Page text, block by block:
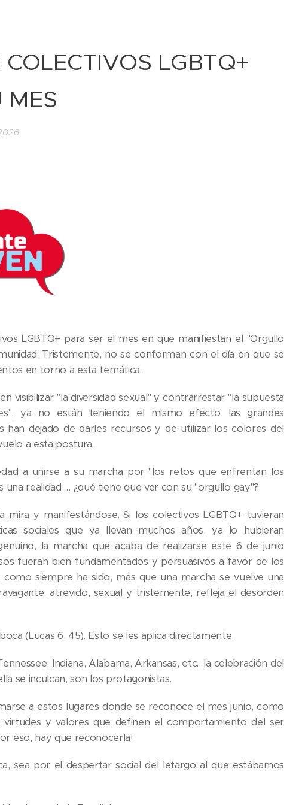
LGBTQ+
MES
LGBTQ+ para ser el mes en que manifiestan el "Orgullo
Tristemente, no se conforman con el día en que se
en torno a esta temática.
visibilizar "la diversidad sexual" y contrarrestar "la supuesta
ya no están teniendo el mismo efecto: las grandes
dejado de darles recursos y de utilizar los colores del
a esta postura.
a unirse a su marcha por "los retos que enfrentan los
realidad … ¿qué tiene que ver con su "orgullo gay"?
y manifestándose. Si los colectivos LGBTQ+ tuvieran
sociales que ya llevan muchos años, ya lo hubieran
la marcha que acaba de realizarse este 6 de junio
fueran bien fundamentados y persuasivos a favor de los
siempre ha sido, más que una marcha se vuelve una
atrevido, sexual y tristemente, refleja el desorden
(Lucas 6, 45). Esto se les aplica directamente.
Indiana, Alabama, Arkansas, etc., la celebración del
se inculcan, son los protagonistas.
a estos lugares donde se reconoce el mes junio, como
y valores que definen el comportamiento del ser
eso, hay que reconocerla!
sea por el despertar social del letargo al que estábamos